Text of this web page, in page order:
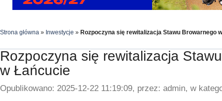
Strona główna » Inwestycje » Rozpoczyna się rewitalizacja Stawu Browarnego
Rozpoczyna się rewitalizacja
w Łańcucie
Opublikowano: 2025-12-22 11:19:09, przez: admin, w